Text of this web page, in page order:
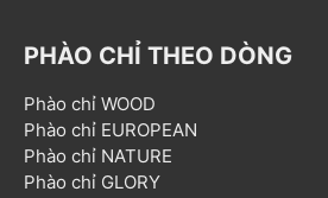
PHÀO CHỈ THEO DÒNG
Phào chỉ WOOD
Phào chỉ EUROPEAN
Phào chỉ NATURE
Phào chỉ GLORY